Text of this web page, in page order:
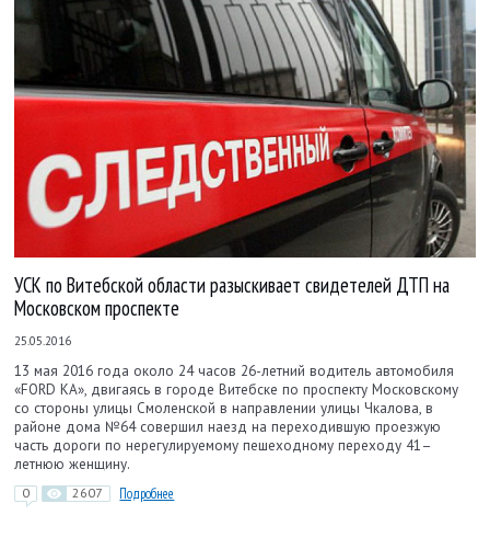
УСК по Витебской области разыскивает свидетелей ДТП на
Московском проспекте
25.05.2016
13 мая 2016 года около 24 часов 26-летний водитель автомобиля
«FORD KA», двигаясь в городе Витебске по проспекту Московскому
со стороны улицы Смоленской в направлении улицы Чкалова, в
районе дома №64 совершил наезд на переходившую проезжую
часть дороги по нерегулируемому пешеходному переходу 41–
летнюю женщину.
0 2607 Подробнее